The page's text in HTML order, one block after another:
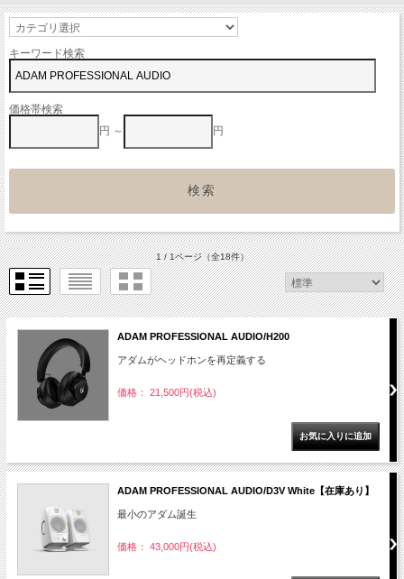
キーワード検索
価格帯検索
円 ～
円
1 / 1ページ（全18件）
ADAM PROFESSIONAL AUDIO/H200
アダムがヘッドホンを再定義する
価格： 21,500円(税込)
ADAM PROFESSIONAL AUDIO/D3V White【在庫あり】
最小のアダム誕生
価格： 43,000円(税込)